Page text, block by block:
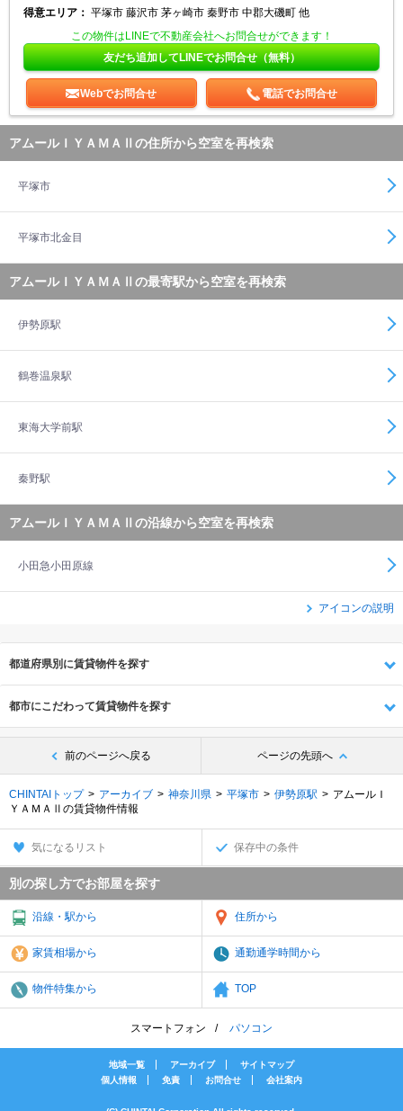
得意エリア： 平塚市 藤沢市 茅ヶ崎市 秦野市 中郡大磯町 他
この物件はLINEで不動産会社へお問合せができます！
友だち追加してLINEでお問合せ（無料）
Webでお問合せ 電話でお問合せ
アムールＩＹＡＭＡⅡの住所から空室を再検索
平塚市
平塚市北金目
アムールＩＹＡＭＡⅡの最寄駅から空室を再検索
伊勢原駅
鶴巻温泉駅
東海大学前駅
秦野駅
アムールＩＹＡＭＡⅡの沿線から空室を再検索
小田急小田原線
アイコンの説明
都道府県別に賃貸物件を探す
都市にこだわって賃貸物件を探す
前のページへ戻る ページの先頭へ
CHINTAIトップ アーカイブ 神奈川県 平塚市 伊勢原駅
アムールＩ
ＹＡＭＡⅡの賃貸物件情報
気になるリスト 保存中の条件
別の探し方でお部屋を探す
沿線・駅から 住所から
家賃相場から 通勤通学時間から
物件特集から TOP
スマートフォン パソコン
地域一覧 アーカイブ
サイトマップ
個人情報
免責 お問合せ 会社案内